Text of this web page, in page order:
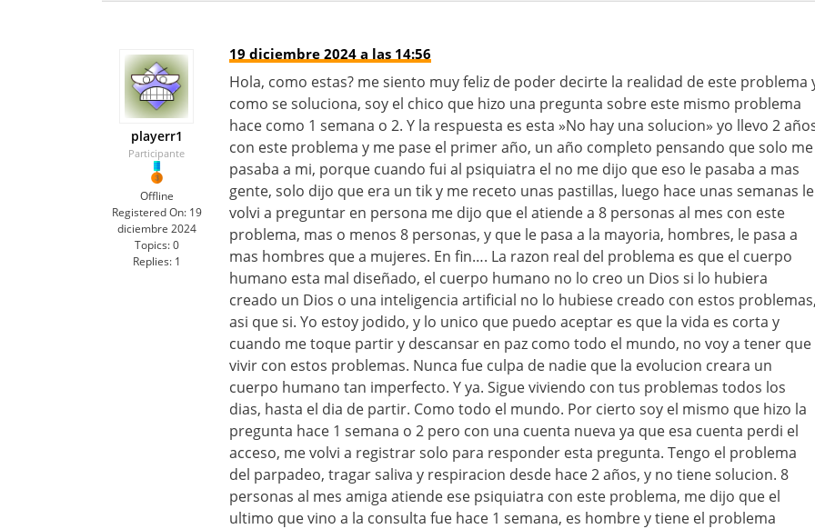
playerr1
Participante
Offline
Registered On: 19
diciembre 2024
Topics: 0
Replies: 1
19 diciembre 2024 a las 14:56
Hola, como estas? me siento muy feliz de poder decirte la realidad de este problema
como se soluciona, soy el chico que hizo una pregunta sobre este mismo problema
hace como 1 semana o 2. Y la respuesta es esta »No hay una solucion» yo llevo 2
con este problema y me pase el primer año, un año completo pensando que solo me
pasaba a mi, porque cuando fui al psiquiatra el no me dijo que eso le pasaba a mas
gente, solo dijo que era un tik y me receto unas pastillas, luego hace unas semanas le
volvi a preguntar en persona me dijo que el atiende a 8 personas al mes con este
problema, mas o menos 8 personas, y que le pasa a la mayoria, hombres, le pasa a
mas hombres que a mujeres. En fin…. La razon real del problema es que el cuerpo
humano esta mal diseñado, el cuerpo humano no lo creo un Dios si lo hubiera
creado un Dios o una inteligencia artificial no lo hubiese creado con estos
asi que si. Yo estoy jodido, y lo unico que puedo aceptar es que la vida es corta y
cuando me toque partir y descansar en paz como todo el mundo, no voy a tener que
vivir con estos problemas. Nunca fue culpa de nadie que la evolucion creara un
cuerpo humano tan imperfecto. Y ya. Sigue viviendo con tus problemas todos los
dias, hasta el dia de partir. Como todo el mundo. Por cierto soy el mismo que hizo la
pregunta hace 1 semana o 2 pero con una cuenta nueva ya que esa cuenta perdi el
acceso, me volvi a registrar solo para responder esta pregunta. Tengo el problema
del parpadeo, tragar saliva y respiracion desde hace 2 años, y no tiene solucion. 8
personas al mes amiga atiende ese psiquiatra con este problema, me dijo que el
ultimo que vino a la consulta fue hace 1 semana, es hombre y tiene el problema